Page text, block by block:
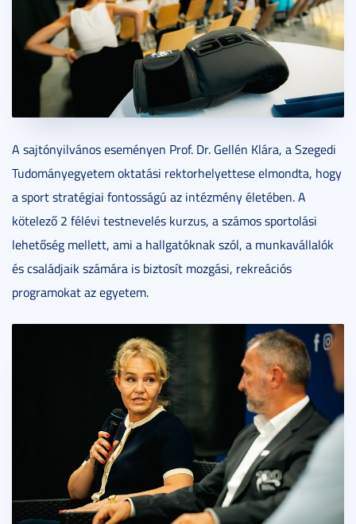
A sajtónyilvános eseményen Prof. Dr. Gellén Klára, a Szegedi
Tudományegyetem oktatási rektorhelyettese elmondta, hogy
a sport stratégiai fontosságú az intézmény életében. A
kötelező 2 félévi testnevelés kurzus, a számos sportolási
lehetőség mellett, ami a hallgatóknak szól, a munkavállalók
és családjaik számára is biztosít mozgási, rekreációs
programokat az egyetem.